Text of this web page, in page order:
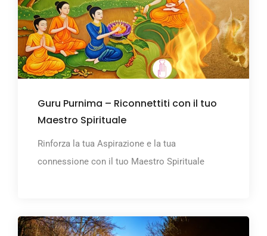
Guru Purnima – Riconnettiti con il tuo
Maestro Spirituale
Rinforza la tua Aspirazione e la tua
connessione con il tuo Maestro Spirituale